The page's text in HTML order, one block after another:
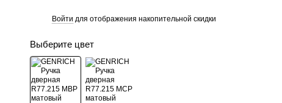
Войти для отображения накопительной скидки
Выберите цвет